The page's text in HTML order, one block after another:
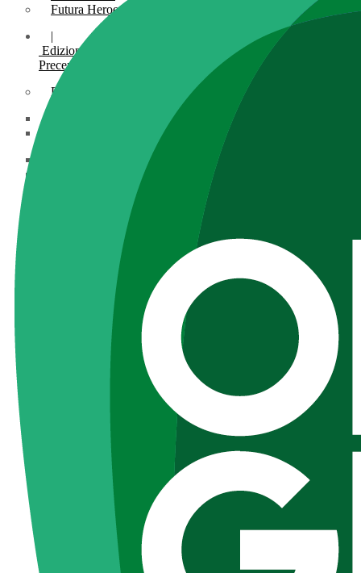
Futura Heroes
|
Edizioni
Precendenti
Expo 2023